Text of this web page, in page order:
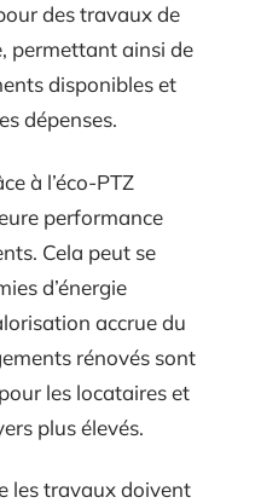
des travaux de
permettant ainsi de
disponibles et
dépenses.
à l’éco-PTZ
performance
Cela peut se
d’énergie
accrue du
rénovés sont
les locataires et
plus élevés.
les travaux doivent